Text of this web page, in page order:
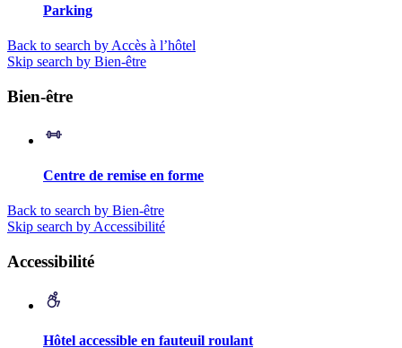
Parking
Back to search by Accès à l’hôtel
Skip search by Bien-être
Bien-être
Centre de remise en forme
Back to search by Bien-être
Skip search by Accessibilité
Accessibilité
Hôtel accessible en fauteuil roulant